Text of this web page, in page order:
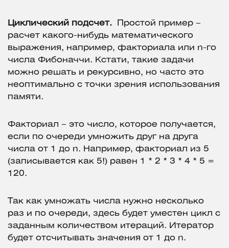
Циклический подсчет.
Простой пример –
расчет какого-нибудь математического
выражения, например, факториала или n-го
числа Фибоначчи. Кстати, такие задачи
можно решать и рекурсивно, но часто это
неоптимально с точки зрения использования
памяти.
Факториал – это число, которое получается,
если по очереди умножить друг на друга
числа от 1 до n. Например, факториал из 5
(записывается как 5!) равен 1 * 2 * 3 * 4 * 5 =
120.
Так как умножать числа нужно несколько
раз и по очереди, здесь будет уместен цикл с
заданным количеством итераций. Итератор
будет отсчитывать значения от 1 до n.